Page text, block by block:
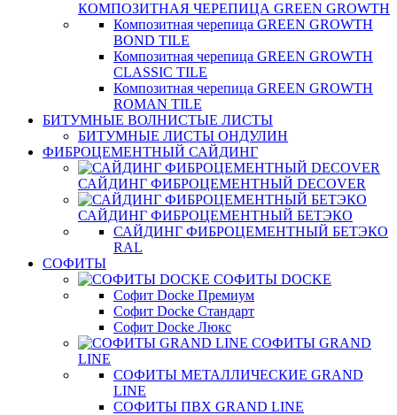
КОМПОЗИТНАЯ ЧЕРЕПИЦА GREEN GROWTH
Композитная черепица GREEN GROWTH
BOND TILE
Композитная черепица GREEN GROWTH
CLASSIC TILE
Композитная черепица GREEN GROWTH
ROMAN TILE
БИТУМНЫЕ ВОЛНИСТЫЕ ЛИСТЫ
БИТУМНЫЕ ЛИСТЫ ОНДУЛИН
ФИБРОЦЕМЕНТНЫЙ САЙДИНГ
САЙДИНГ ФИБРОЦЕМЕНТНЫЙ DECOVER
САЙДИНГ ФИБРОЦЕМЕНТНЫЙ БЕТЭКО
САЙДИНГ ФИБРОЦЕМЕНТНЫЙ БЕТЭКО
RAL
СОФИТЫ
СОФИТЫ DOCKE
Софит Docke Премиум
Софит Docke Стандарт
Софит Docke Люкс
СОФИТЫ GRAND
LINE
СОФИТЫ МЕТАЛЛИЧЕСКИЕ GRAND
LINE
СОФИТЫ ПВХ GRAND LINE